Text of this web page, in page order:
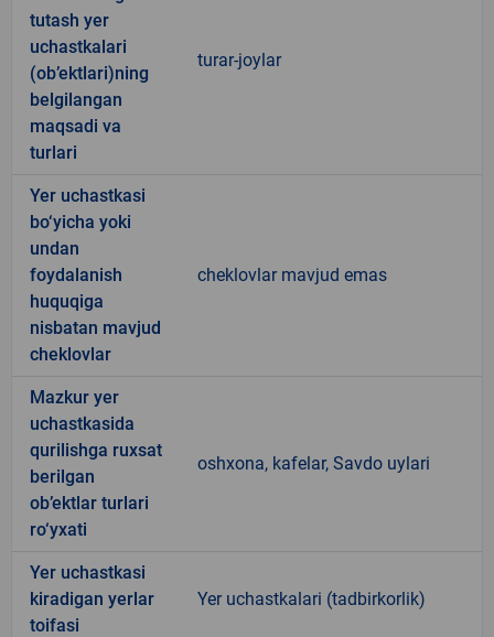
tutash yer
uchastkalari
(ob’ektlari)ning
belgilangan
maqsadi va
turlari
turar-joylar
Yer uchastkasi
bo‘yicha yoki
undan
foydalanish
huquqiga
nisbatan mavjud
cheklovlar
cheklovlar mavjud emas
Mazkur yer
uchastkasida
qurilishga ruxsat
berilgan
ob’ektlar turlari
ro‘yxati
oshxona, kafelar, Savdo uylari
Yer uchastkasi
kiradigan yerlar
toifasi
Yer uchastkalari (tadbirkorlik)